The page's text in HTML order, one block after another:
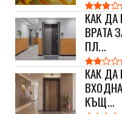
КАК ДА
ВРАТА
ПЛ...
КАК
КЪЩ...